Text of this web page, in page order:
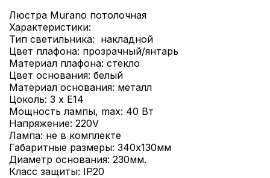
Люстра Murano потолочная
Характеристики:
Тип светильника: накладной
Цвет плафона: прозрачный/янтарь
Материал плафона: стекло
Цвет основания: белый
Материал основания: металл
Цоколь: 3 х Е14
Мощность лампы, max: 40 Вт
Напряжение: 220V
Лампа: не в комплекте
Габаритные размеры: 340х130мм
Диаметр основания: 230мм.
Класс защиты: IP20